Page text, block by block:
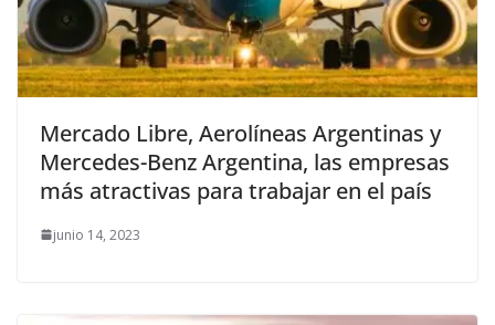
Mercado Libre, Aerolíneas Argentinas y
Mercedes-Benz Argentina, las empresas
más atractivas para trabajar en el país
junio 14, 2023